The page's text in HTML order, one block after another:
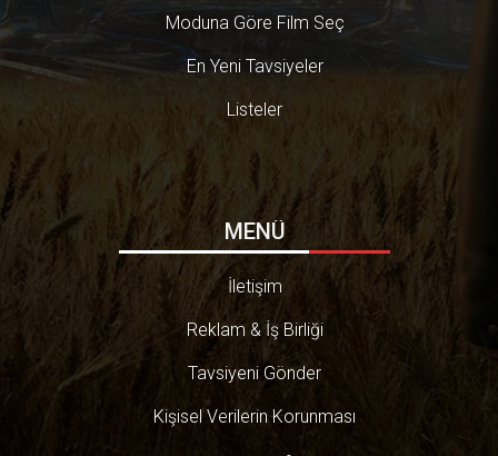
Moduna Göre Film Seç
En Yeni Tavsiyeler
Listeler
MENÜ
İletişim
Reklam & İş Birliği
Tavsiyeni Gönder
Kişisel Verilerin Korunması